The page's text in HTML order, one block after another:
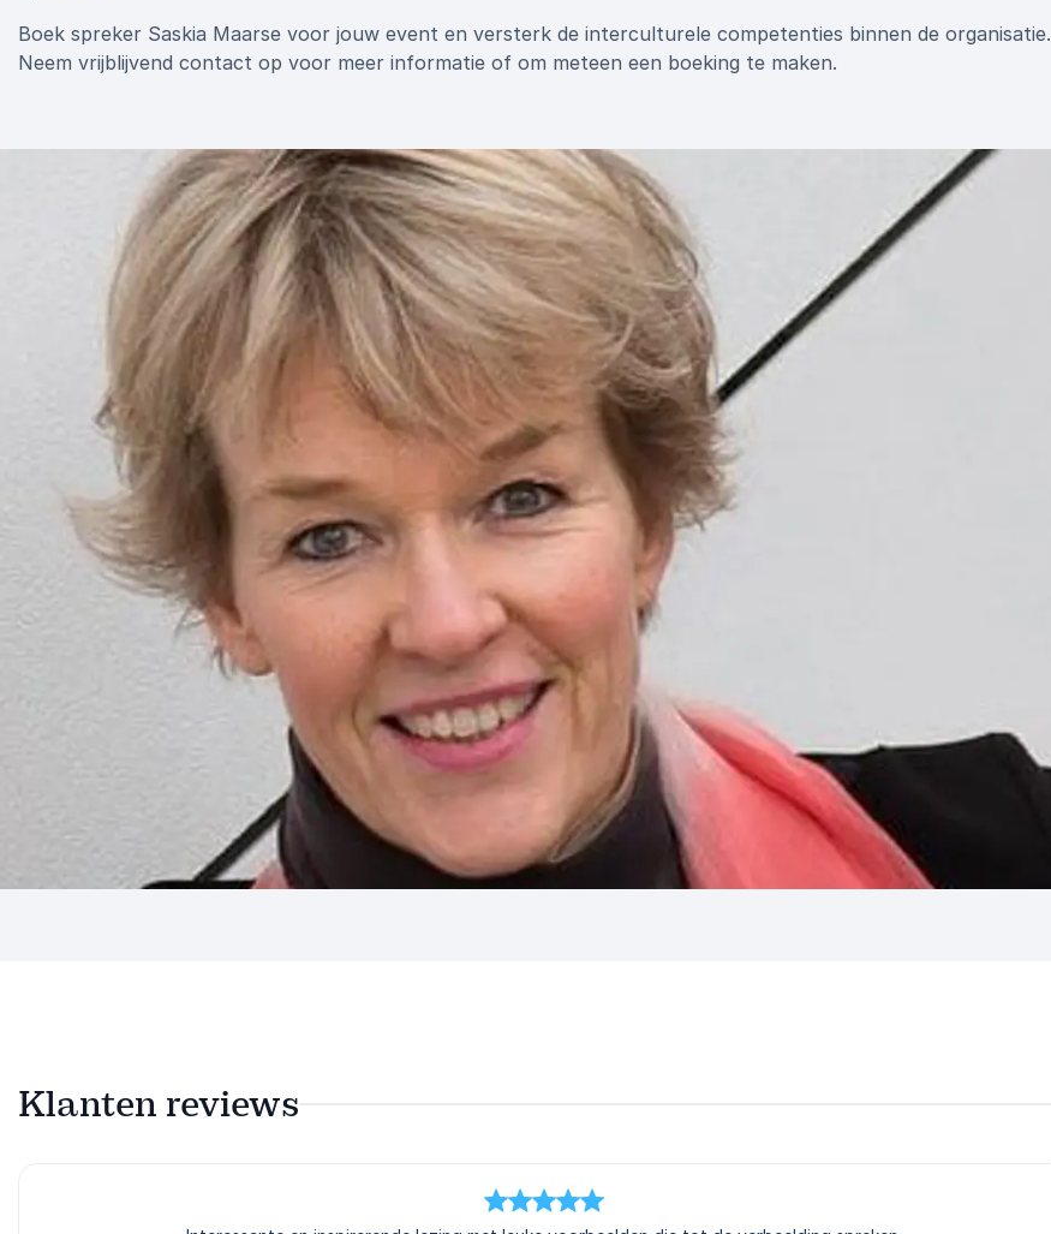
Boek spreker Saskia Maarse voor jouw event en versterk de interculturele competenties binnen de organisatie.
Neem vrijblijvend contact op voor meer informatie of om meteen een boeking te maken.
Klanten reviews